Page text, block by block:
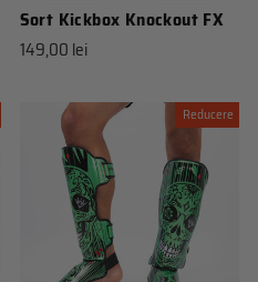
Sort Kickbox Knockout FX
149,00 lei
Reducere